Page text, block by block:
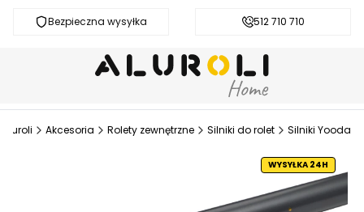
Bezpieczna wysyłka Darmowa dostawa od 200 zł
512 710 710
Aluroli Akcesoria Rolety zewnętrzne Silniki do rolet Silniki Yooda
WYSYŁKA 24H